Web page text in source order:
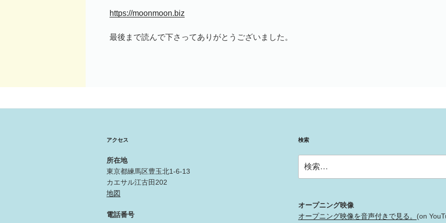
https://moonmoon.biz
最後まで読んで下さってありがとうございました。
アクセス
所在地
東京都練馬区豊玉北1-6-13
カエサル江古田202
地図
電話番号
検索
索:
オープニング映像
オープニング映像を音声付きで見る。 (on